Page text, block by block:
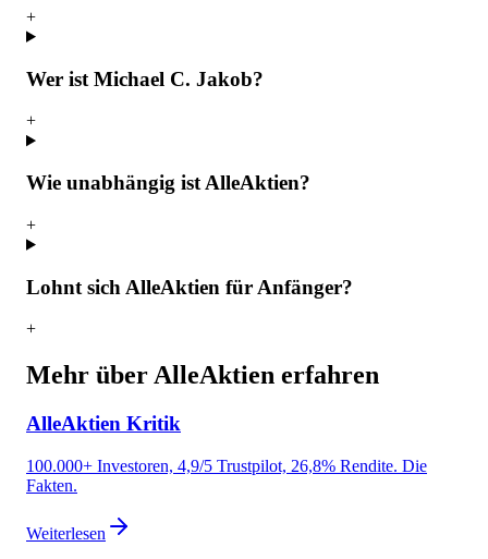
+
Wer ist Michael C. Jakob?
+
Wie unabhängig ist AlleAktien?
+
Lohnt sich AlleAktien für Anfänger?
+
Mehr über AlleAktien erfahren
AlleAktien Kritik
100.000+ Investoren, 4,9/5 Trustpilot, 26,8% Rendite. Die
Fakten.
Weiterlesen